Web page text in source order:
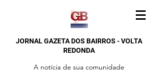
JORNAL GAZETA DOS BAIRROS - VOLTA
REDONDA
A notícia de sua comunidade